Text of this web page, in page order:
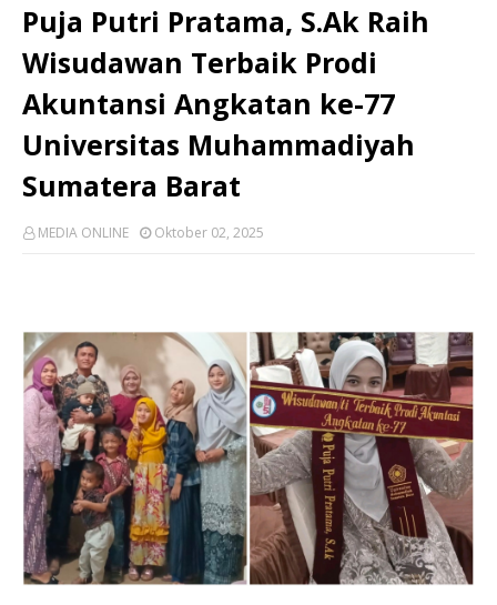
Puja Putri Pratama, S.Ak Raih
Wisudawan Terbaik Prodi
Akuntansi Angkatan ke-77
Universitas Muhammadiyah
Sumatera Barat
MEDIA ONLINE Oktober 02, 2025